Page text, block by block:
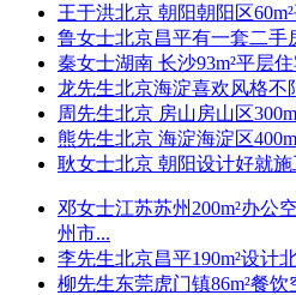
王于洪北京 朝阳朝阳区
鲁女士北京昌平有一套二手
秦女士湖南 长沙93m²平层
龙先生北京海淀喜欢风格不
周先生北京 房山房山区
熊先生北京 海淀海淀区
耿女士北京 朝阳设计好就
邓女士江苏苏州200m²办公
州市...
李先生北京昌平190m²设计
柳先生东莞虎门镇86m²餐